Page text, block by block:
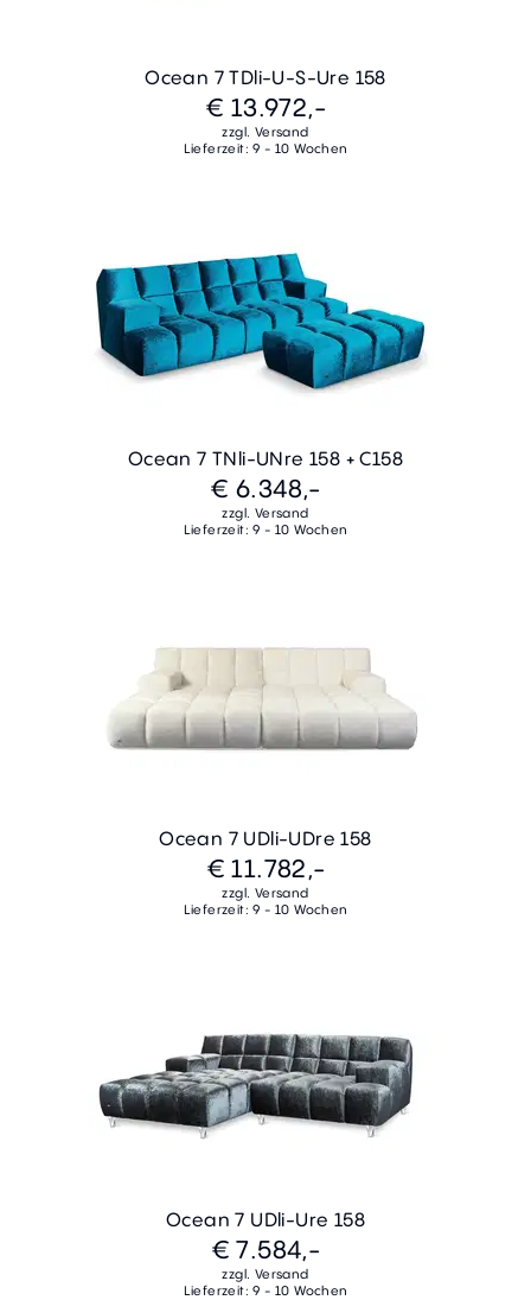
Ocean 7 TDli-U-S-Ure 158
€ 13.972,-
zzgl. Versand
Lieferzeit: 9 - 10 Wochen
Ocean 7 TNli-UNre 158 + C158
€ 6.348,-
zzgl. Versand
Lieferzeit: 9 - 10 Wochen
Ocean 7 UDli-UDre 158
€ 11.782,-
zzgl. Versand
Lieferzeit: 9 - 10 Wochen
Ocean 7 UDli-Ure 158
€ 7.584,-
zzgl. Versand
Lieferzeit: 9 - 10 Wochen